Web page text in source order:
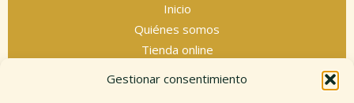
Gestionar consentimiento
Inicio
Quiénes somos
Tienda online